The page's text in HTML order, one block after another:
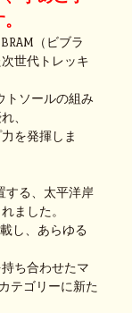
（ビブラ
世代トレッキ
トソールの組み
、
を発揮しま
する、太平洋岸
ました。
し、あらゆる
ち合わせたマ
テゴリーに新た